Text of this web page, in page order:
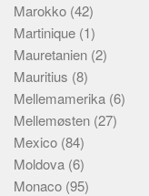
Marokko (42)
Martinique (1)
Mauretanien (2)
Mauritius (8)
Mellemamerika (6)
Mellemøsten (27)
Mexico (84)
Moldova (6)
Monaco (95)